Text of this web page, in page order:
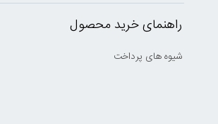
راهنمای خرید محصول
شیوه های پرداخت